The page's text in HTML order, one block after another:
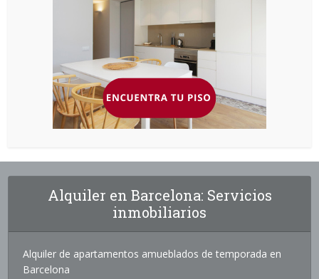
Alquiler en Barcelona: Servicios
inmobiliarios
Alquiler de apartamentos amueblados de temporada en
Barcelona